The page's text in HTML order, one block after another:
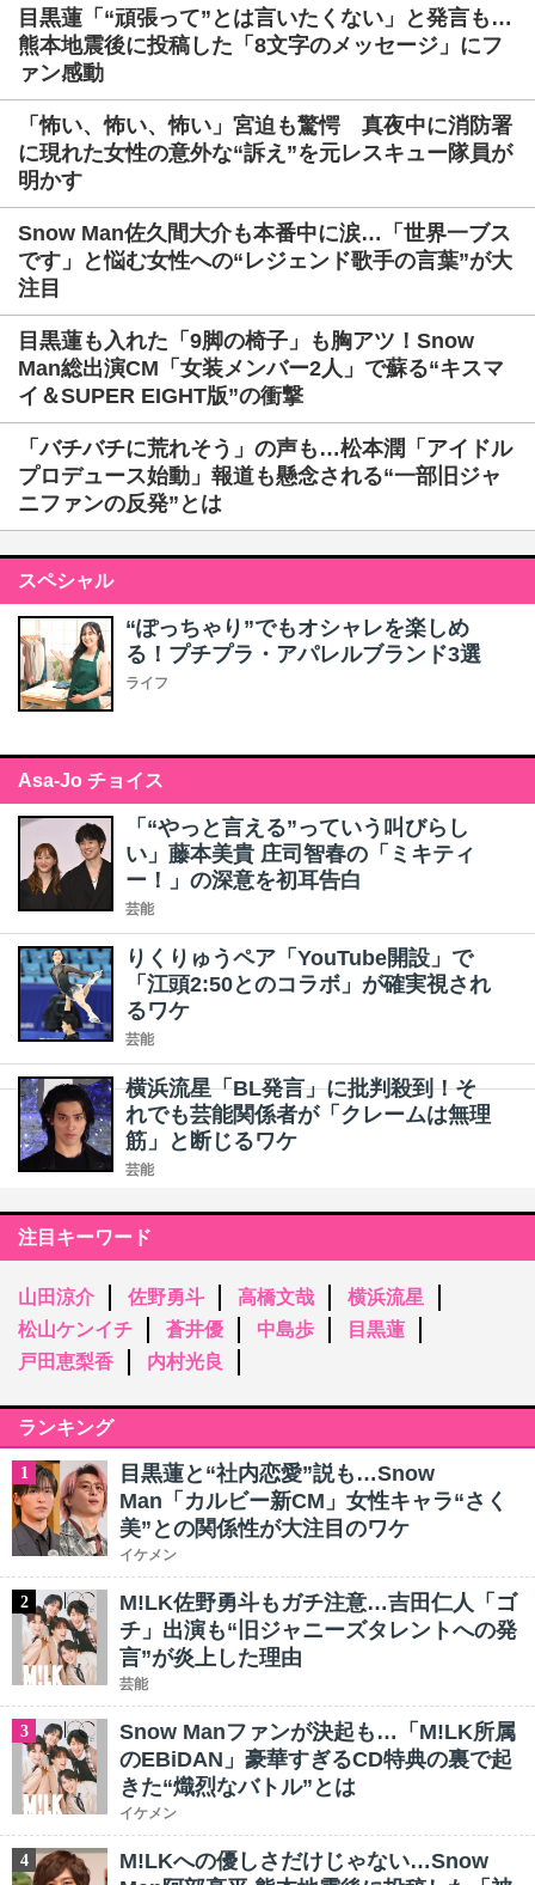
目黒蓮「“頑張って”とは言いたくない」と発言も…
熊本地震後に投稿した「8文字のメッセージ」にフ
ァン感動
「怖い、怖い、怖い」宮迫も驚愕 真夜中に消防署
に現れた女性の意外な“訴え”を元レスキュー隊員が
明かす
Snow Man佐久間大介も本番中に涙…「世界一ブス
です」と悩む女性への“レジェンド歌手の言葉”が大
注目
目黒蓮も入れた「9脚の椅子」も胸アツ！Snow
Man総出演CM「女装メンバー2人」で蘇る“キスマ
イ＆SUPER EIGHT版”の衝撃
「バチバチに荒れそう」の声も…松本潤「アイドル
プロデュース始動」報道も懸念される“一部旧ジャ
ニファンの反発”とは
スペシャル
“ぽっちゃり”でもオシャレを楽しめ
る！プチプラ・アパレルブランド3選
ライフ
Asa-Jo チョイス
「“やっと言える”っていう叫びらし
い」藤本美貴 庄司智春の「ミキティ
ー！」の深意を初耳告白
芸能
りくりゅうペア「YouTube開設」で
「江頭2:50とのコラボ」が確実視され
るワケ
芸能
横浜流星「BL発言」に批判殺到！そ
れでも芸能関係者が「クレームは無理
筋」と断じるワケ
芸能
注目キーワード
山田涼介 佐野勇斗 高橋文哉
横浜流星
松山ケンイチ
蒼井優 中島歩
目黒蓮
戸田恵梨香
内村光良
ランキング
1
目黒蓮と“社内恋愛”説も…Snow
Man「カルビー新CM」女性キャラ“さく
美”との関係性が大注目のワケ
イケメン
2
M!LK佐野勇斗もガチ注意…吉田仁人「ゴ
チ」出演も“旧ジャニーズタレントへの発
言”が炎上した理由
芸能
3
Snow Manファンが決起も…「M!LK所属
のEBiDAN」豪華すぎるCD特典の裏で起
きた“熾烈なバトル”とは
イケメン
4
M!LKへの優しさだけじゃない…Snow